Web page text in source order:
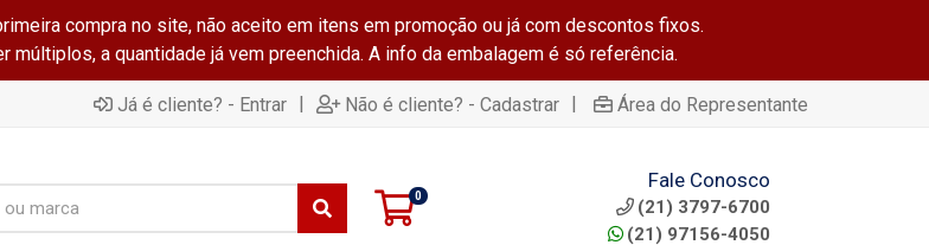
compra no site, não aceito em itens em promoção ou já com descontos fixos.
a quantidade já vem preenchida. A info da embalagem é só referência.
Já é cliente? - Entrar | Não é cliente? - Cadastrar | Área do Representante
0
Fale Conosco
(21) 3797-6700
(21) 97156-4050